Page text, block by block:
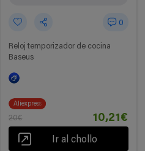
0
Reloj temporizador de cocina
Baseus
Aliexpress
20€ 10,21€
Ir al chollo